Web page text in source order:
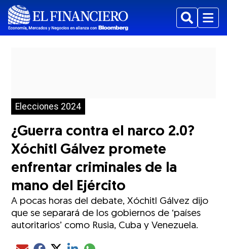
BuscarMenu
Elecciones 2024
¿Guerra contra el narco 2.0?
Xóchitl Gálvez promete
enfrentar criminales de la
mano del Ejército
A pocas horas del debate, Xóchitl Gálvez dijo
que se separará de los gobiernos de ‘países
autoritarios’ como Rusia, Cuba y Venezuela.